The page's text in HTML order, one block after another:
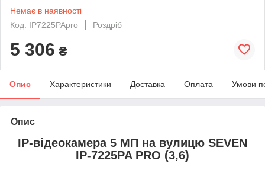
Немає в наявності
Код: IP7225PApro
Роздріб
5 306 ₴
Опис Характеристики Доставка Оплата Умови
Опис
IP-відеокамера 5 МП на вулицю SEVEN
IP-7225PA PRO (3,6)